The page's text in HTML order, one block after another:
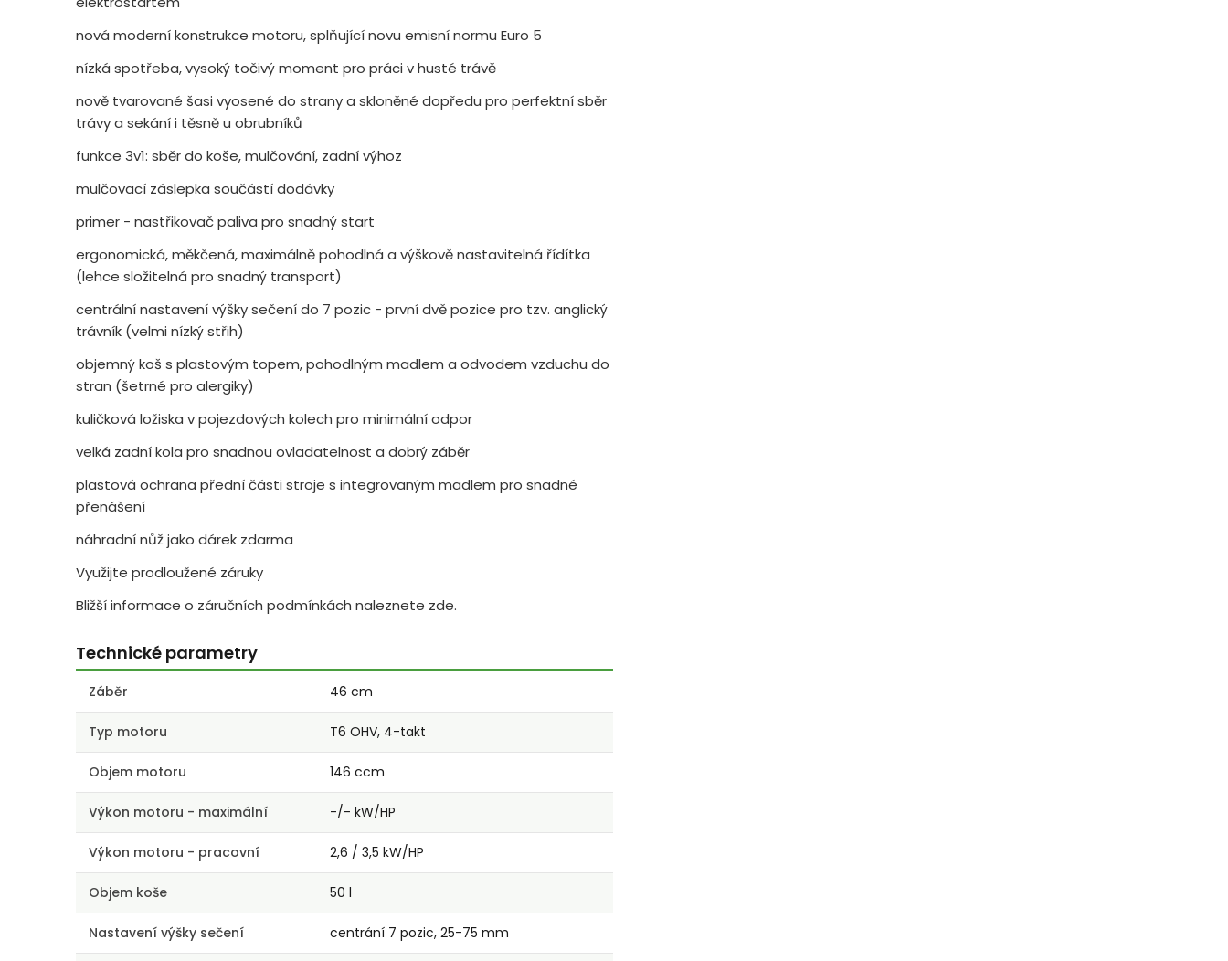
nová moderní konstrukce motoru, splňující novu emisní normu Euro 5
nízká spotřeba, vysoký točivý moment pro práci v husté trávě
nově tvarované šasi vyosené do strany a skloněné dopředu pro perfektní sběr
trávy a sekání i těsně u obrubníků
funkce 3v1: sběr do koše, mulčování, zadní výhoz
mulčovací záslepka součástí dodávky
primer - nastřikovač paliva pro snadný start
ergonomická, měkčená, maximálně pohodlná a výškově nastavitelná řídítka
(lehce složitelná pro snadný transport)
centrální nastavení výšky sečení do 7 pozic - první dvě pozice pro tzv. anglický
trávník (velmi nízký střih)
objemný koš s plastovým topem, pohodlným madlem a odvodem vzduchu do
stran (šetrné pro alergiky)
kuličková ložiska v pojezdových kolech pro minimální odpor
velká zadní kola pro snadnou ovladatelnost a dobrý záběr
plastová ochrana přední části stroje s integrovaným madlem pro snadné
přenášení
náhradní nůž jako dárek zdarma
Využijte prodloužené záruky
Bližší informace o záručních podmínkách naleznete zde.
Technické parametry
Záběr 46 cm
Typ motoru T6 OHV, 4-takt
Objem motoru 146 ccm
Výkon motoru - maximální -/- kW/HP
Výkon motoru - pracovní 2,6 / 3,5 kW/HP
Objem koše 50 l
Nastavení výšky sečení centrání 7 pozic, 25-75 mm